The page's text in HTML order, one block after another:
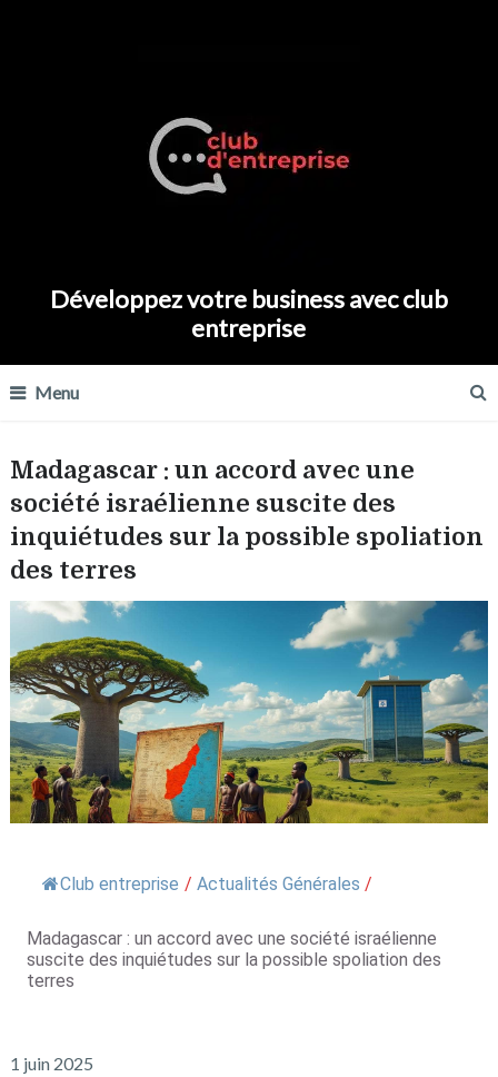
Développez votre business avec club
entreprise
Menu
Madagascar : un accord avec une
société israélienne suscite des
inquiétudes sur la possible spoliation
des terres
Club entreprise / Actualités Générales /
Madagascar : un accord avec une société israélienne
suscite des inquiétudes sur la possible spoliation des
terres
1 juin 2025